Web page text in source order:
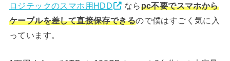
ロジテックのスマホ用HDD ならpc不要でスマホから
ケーブルを差して直接保存できるので僕はすごく気に入
っています。